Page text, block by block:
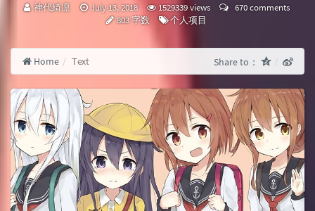
咕：
神代綺凛
发
July 13, 2018 1529339 views
670 comments
803 字数
Categories：
个人项目
Home Text Share to：